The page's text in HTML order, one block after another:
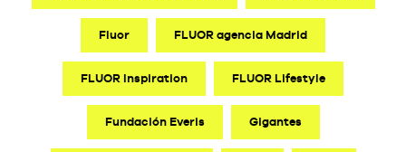
Fluor FLUOR agencia Madrid
FLUOR Inspiration FLUOR Lifestyle
Fundación Everis Gigantes